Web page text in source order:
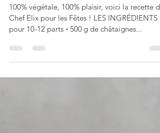
BÛCHE DE NOËL
100% végétale, 100% plaisir, voici la recette de